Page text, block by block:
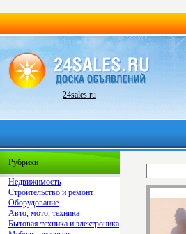
24sales.ru
Рубрики
Недвижимость
Строительство и ремонт
Оборудование
Авто, мото, техника
Бытовая техника и электроника